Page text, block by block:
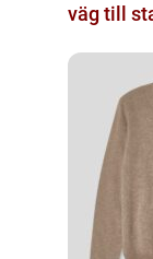
väg till